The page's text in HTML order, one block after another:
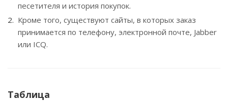
песетителя и история покупок.
Кроме того, существуют сайты, в которых заказ
принимается по телефону, электронной почте, Jabber
или ICQ.
Таблица